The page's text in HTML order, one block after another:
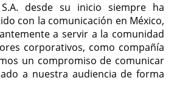
desde su inicio siempre ha
con la comunicación en México,
a servir a la comunidad
corporativos, como compañía
un compromiso de comunicar
a nuestra audiencia de forma